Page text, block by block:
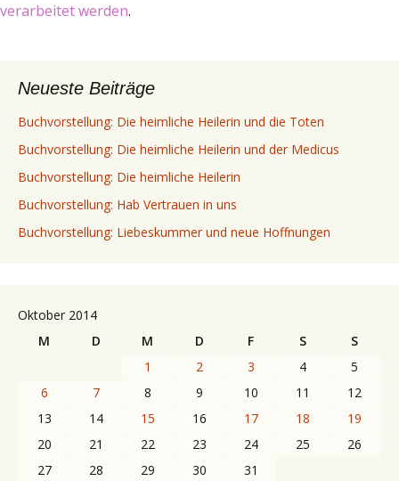
verarbeitet werden.
Neueste Beiträge
Buchvorstellung: Die heimliche Heilerin und die Toten
Buchvorstellung: Die heimliche Heilerin und der Medicus
Buchvorstellung: Die heimliche Heilerin
Buchvorstellung: Hab Vertrauen in uns
Buchvorstellung: Liebeskummer und neue Hoffnungen
Oktober 2014
M
D M D F S
S
1
2 3 4
5
6
7 8 9 10 11
12
13
14 15 16 17 18
19
20
21 22 23 24 25
26
27
28 29 30 31